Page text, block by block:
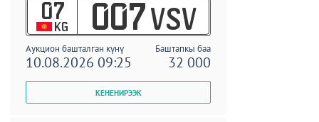
07
KG 007 VSV
Аукцион башталган күнү Баштапкы баа
10.08.2026 09:25 32 000